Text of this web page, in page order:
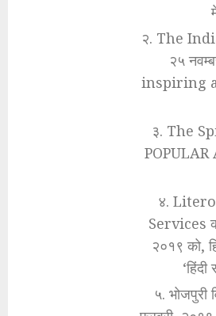
२. The
२५
inspiring
३. The
POPULAR
४.
Services
२०१९ को,
५. भोजपुरी